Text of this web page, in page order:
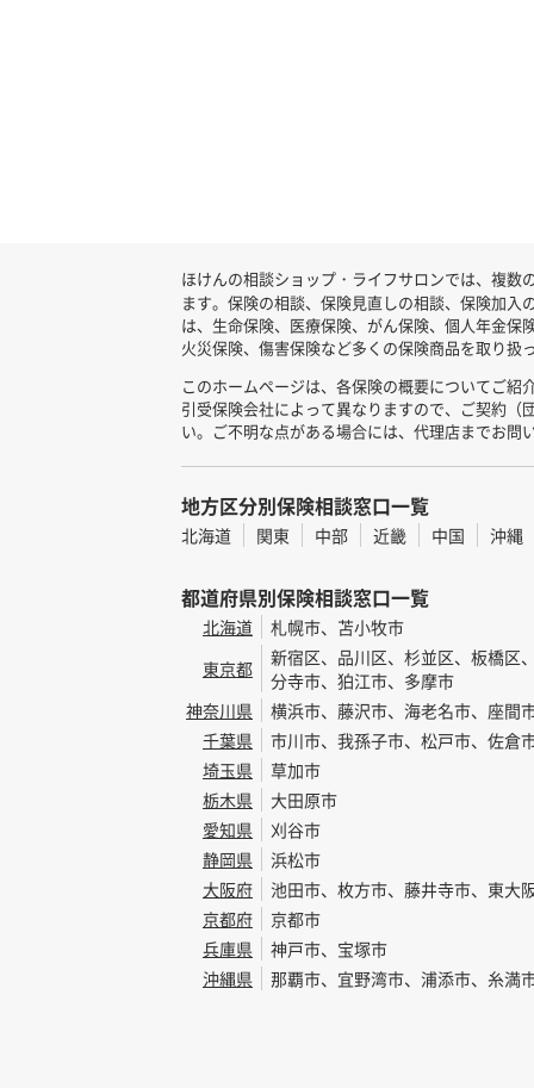
ほけんの相談ショップ・ライフサロンでは、複
ます。保険の相談、保険見直しの相談、保険加
は、生命保険、医療保険、がん保険、個人年金
火災保険、傷害保険など多くの保険商品を取り
このホームページは、各保険の概要についてご
引受保険会社によって異なりますので、ご契約
い。ご不明な点がある場合には、代理店までお問
地方区分別保険相談窓口一覧
北海道 関東 中部 近畿 中国 沖縄
都道府県別保険相談窓口一覧
北海道
札幌市、苫小牧市
東京都
新宿区、品川区、杉並区、板橋区
分寺市、狛江市、多摩市
神奈川県
横浜市、藤沢市、海老名市、座間
千葉県
市川市、我孫子市、松戸市、佐倉
埼玉県
草加市
栃木県
大田原市
愛知県
刈谷市
静岡県
浜松市
大阪府
池田市、枚方市、藤井寺市、東大
京都府
京都市
兵庫県
神戸市、宝塚市
沖縄県
那覇市、宜野湾市、浦添市、糸満